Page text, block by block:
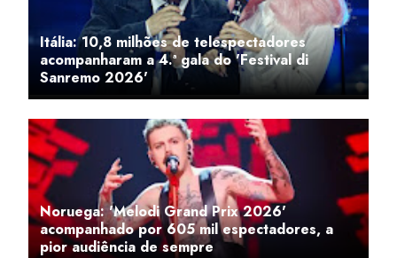
Itália: 10,8 milhões de telespectadores
acompanharam a 4.ª gala do 'Festival di
Sanremo 2026'
Noruega: 'Melodi Grand Prix 2026'
acompanhado por 605 mil espectadores, a
pior audiência de sempre